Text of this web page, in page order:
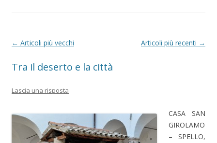
N
v
g
← Articoli più vecchi Articoli più recenti →
Tra il deserto e la città
Lascia una risposta
CASA SAN
GIROLAMO
– SPELLO,